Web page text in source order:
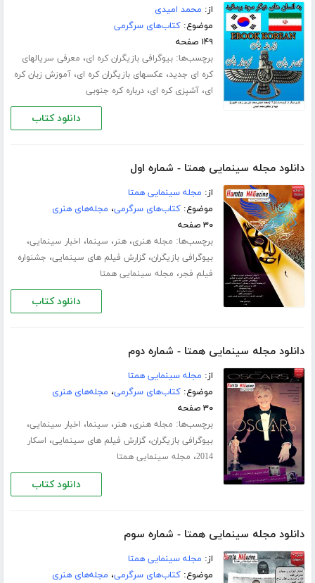
از: محمد امیدی
موضوع:کتاب‌های سرگرمی
۱۴۹ صفحه
برچسب‌ها:بیوگرافی بازیگران کره ای، معرفی سریالهای
کره ای جدید، عکسهای بازیگران کره ای،آموزش زبان کره
ای،آشپزی کره ای،درباره کره جنوبی
دانلود کتاب
دانلود مجله سینمایی همتا - شماره اول
از: مجله سینمایی همتا
موضوع:کتاب‌های سرگرمی، مجله‌های هنری
۳۰ صفحه
برچسب‌ها: مجله هنری،هنر، سینما، اخبار سینمایی،
بیوگرافی بازیگران،گزارش فیلم های سینمایی، جشنواره
فیلم فجر، مجله سینمایی همتا
دانلود کتاب
دانلود مجله سینمایی همتا - شماره دوم
از: مجله سینمایی همتا
موضوع:کتاب‌های سرگرمی، مجله‌های هنری
۳۰ صفحه
برچسب‌ها: مجله هنری،هنر، سینما، اخبار سینمایی،
بیوگرافی بازیگران،گزارش فیلم های سینمایی، اسکار
2014، مجله سینمایی همتا
دانلود کتاب
دانلود مجله سینمایی همتا - شماره سوم
از: مجله سینمایی همتا
موضوع:کتاب‌های سرگرمی، مجله‌های هنری